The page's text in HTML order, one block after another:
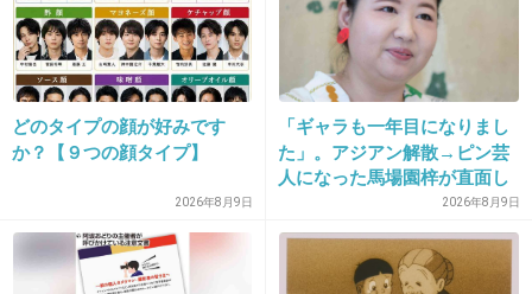
て
好きなように生きる
+175 -0
2026/06/02(火) 14:33:32
体力的に現実的じゃなかったりするから
会いたい人に会うくらいかなぁ。
どのタイプの顔が好みです
か？【９つの顔タイプ】
2026年8月9日
「ギャラも一年目になりまし
た」。アジアン解散→ピン芸
人になった馬場園梓が直面し
た現実、そして携える芸人と
しての矜持
2026年8月9日